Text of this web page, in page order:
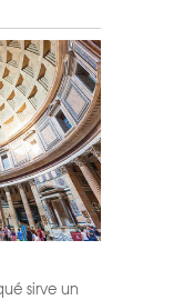
sirve un